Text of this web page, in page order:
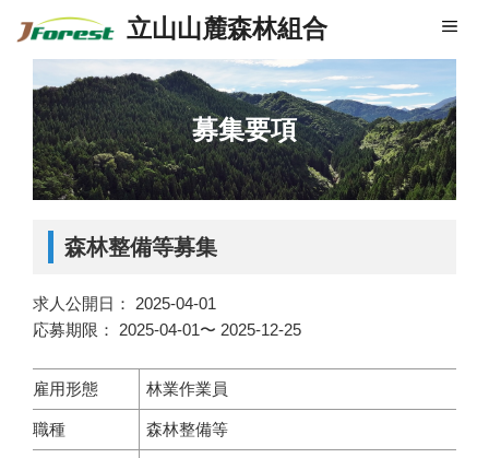
立山山麓森林組合
ュ
ー
募集要項
森林整備等募集
求人公開日： 2025-04-01
応募期限： 2025-04-01〜 2025-12-25
雇用形態 林業作業員
職種 森林整備等